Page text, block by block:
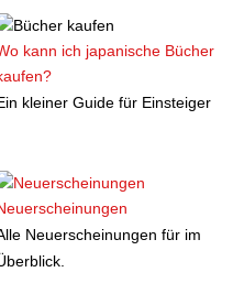
kann ich japanische Bücher
kleiner Guide für Einsteiger
Neuerscheinungen für im